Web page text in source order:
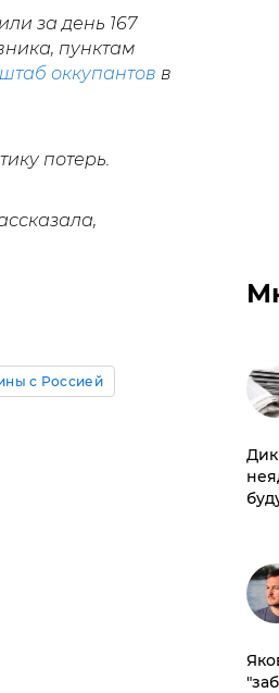
за день 167
пунктам
штаб оккупантов в
потерь.
с Россией